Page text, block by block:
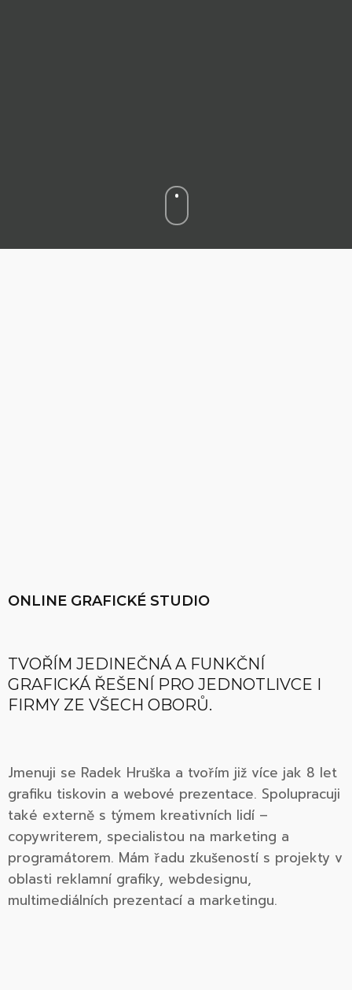
ONLINE GRAFICKÉ STUDIO
TVOŘÍM JEDINEČNÁ A FUNKČNÍ
GRAFICKÁ ŘEŠENÍ PRO JEDNOTLIVCE I
FIRMY ZE VŠECH OBORŮ.
Jmenuji se Radek Hruška a tvořím již více jak 8 let
grafiku tiskovin a webové prezentace. Spolupracuji
také externě s týmem kreativních lidí –
copywriterem, specialistou na marketing a
programátorem. Mám řadu zkušeností s projekty v
oblasti reklamní grafiky, webdesignu,
multimediálních prezentací a marketingu.